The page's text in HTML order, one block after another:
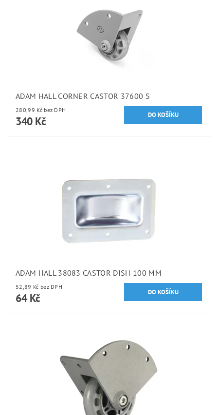
ADAM HALL CORNER CASTOR 37600 S
280,99 Kč bez DPH
340 Kč
ADAM HALL 38083 CASTOR DISH 100 MM
52,89 Kč bez DPH
64 Kč